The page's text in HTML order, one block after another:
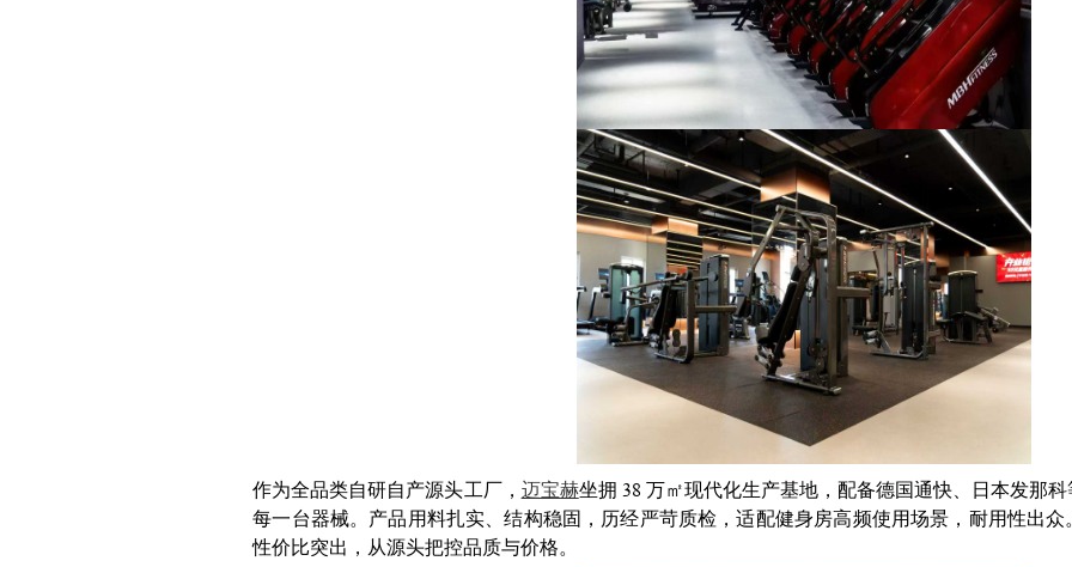
作为全品类自研自产源头工厂， 迈宝赫坐拥 38 万㎡现代化生产基地，配备德国通快、日本发那
每一台器械。产品用料扎实、结构稳固，历经严苛质检，适配健身房高频使用场景，耐用性出
性价比突出，从源头把控品质与价格。